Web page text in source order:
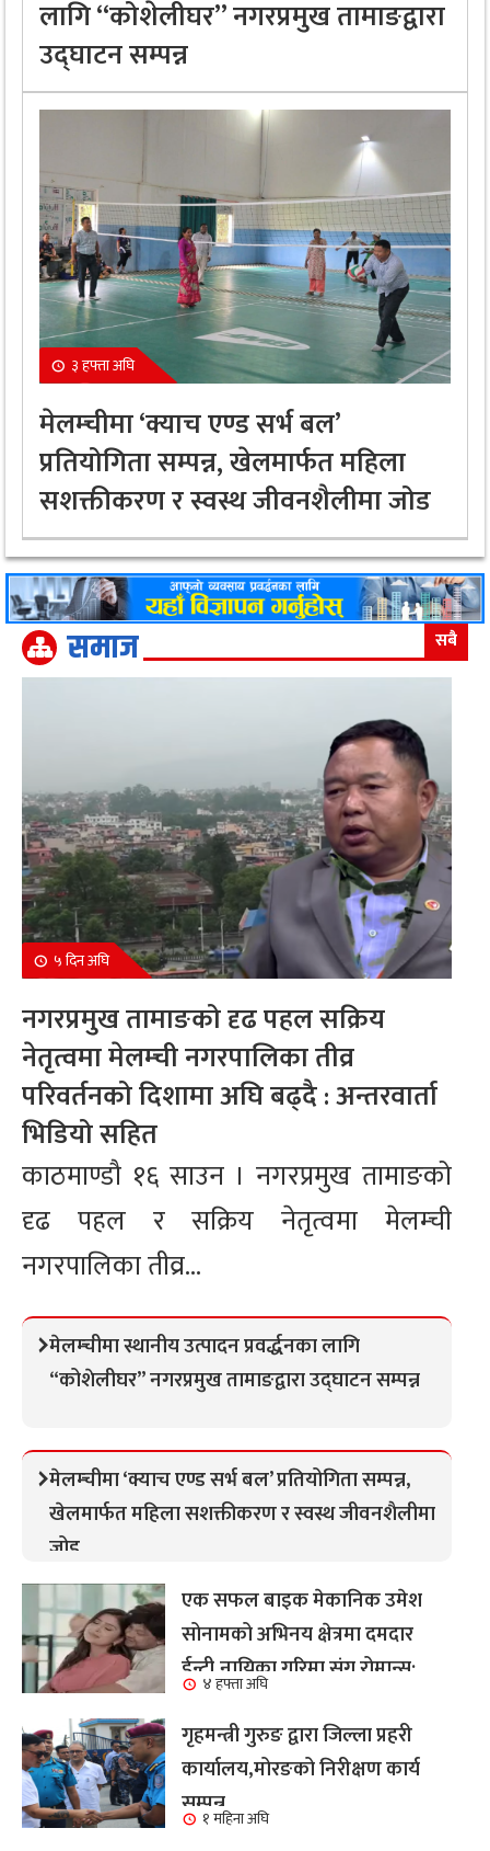
लागि “कोशेलीघर” नगरप्रमुख तामाङद्वारा
उद्घाटन सम्पन्न
३ हफ्ता अघि
मेलम्चीमा ‘क्याच एण्ड सर्भ बल’
प्रतियोगिता सम्पन्न, खेलमार्फत महिला
सशक्तीकरण र स्वस्थ जीवनशैलीमा जोड
समाज सबै
५ दिन अघि
नगरप्रमुख तामाङको दृढ पहल सक्रिय
नेतृत्वमा मेलम्ची नगरपालिका तीव्र
परिवर्तनको दिशामा अघि बढ्दै : अन्तरवार्ता
भिडियो सहित
काठमाण्डौ १६ साउन । नगरप्रमुख तामाङको
दृढ पहल र सक्रिय नेतृत्वमा मेलम्ची
नगरपालिका तीव्र...
मेलम्चीमा स्थानीय उत्पादन प्रवर्द्धनका लागि
“कोशेलीघर” नगरप्रमुख तामाङद्वारा उद्घाटन सम्पन्न
मेलम्चीमा ‘क्याच एण्ड सर्भ बल’ प्रतियोगिता सम्पन्न,
खेलमार्फत महिला सशक्तीकरण र स्वस्थ जीवनशैलीमा
जोड
एक सफल बाइक मेकानिक उमेश
सोनामको अभिनय क्षेत्रमा दमदार
ईन्ट्री,नायिका गरिमा संग रोमान्स:
हेर्नुहोस भिडियो ।
४ हफ्ता अघि
गृहमन्त्री गुरुङ द्वारा जिल्ला प्रहरी
कार्यालय,मोरङको निरीक्षण कार्य
सम्पन्न१ महिना अघि